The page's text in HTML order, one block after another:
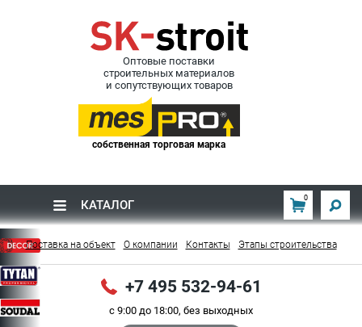
Оптовые поставки
строительных материалов
и сопутствующих товаров
собственная торговая марка
КАТАЛОГ 0
Поставка на объект О компании Контакты Этапы строительства
+7 495 532-94-61
с 9:00 до 18:00, без выходных